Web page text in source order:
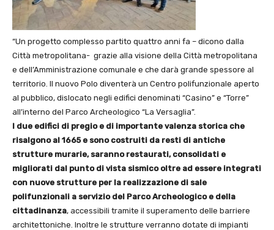
“Un progetto complesso partito quattro anni fa – dicono dalla
Città metropolitana- grazie alla visione della Città metropolitana
e dell’Amministrazione comunale e che darà grande spessore al
territorio. Il nuovo Polo diventerà un Centro polifunzionale aperto
al pubblico, dislocato negli edifici denominati “Casino” e “Torre”
all’interno del Parco Archeologico “La Versaglia”.
I due edifici di pregio e di importante valenza storica che
risalgono al 1665 e sono costruiti da resti di antiche
strutture murarie, saranno restaurati, consolidati e
migliorati dal punto di vista sismico oltre ad essere integrati
con nuove strutture per la realizzazione di sale
polifunzionali a servizio del Parco Archeologico e della
cittadinanza, accessibili tramite il superamento delle barriere
architettoniche. Inoltre le strutture verranno dotate di impianti